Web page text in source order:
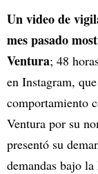
Un video de
mes pasado
Ventura; 48
en Instagram,
comportamiento
Ventura por su
presentó su
demandas bajo